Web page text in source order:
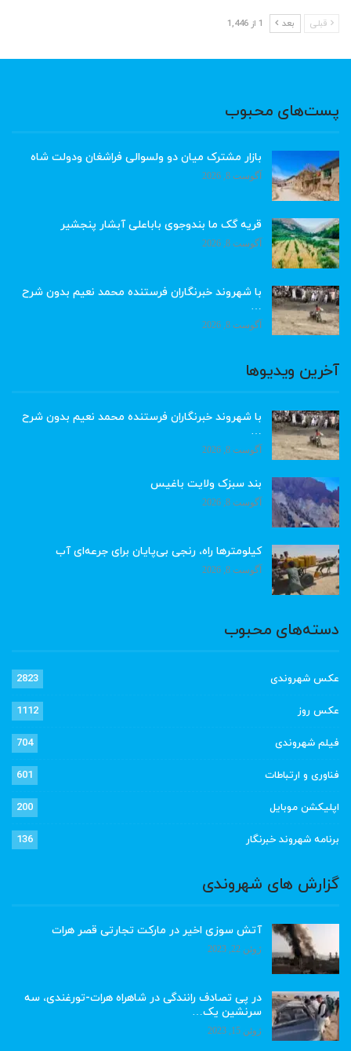
قبلی بعد 1 از 1,446
پست‌های محبوب
بازار مشترک میان دو ولسوالی فراشغان ودولت شاه
آگوست 8, 2026
قریه گک ما بندوجوی باباعلی آبشار پنجشیر
آگوست 8, 2026
با شهروند خبرنگاران فرستنده محمد نعیم بدون شرح
…
آگوست 8, 2026
آخرین ویدیوها
با شهروند خبرنگاران فرستنده محمد نعیم بدون شرح
…
آگوست 8, 2026
بند سبزک ولایت باغیس
آگوست 8, 2026
کیلومترها راه، رنجی بی‌پایان برای جرعه‌ای آب
آگوست 8, 2026
دسته‌های محبوب
عکس شهروندی 2823
عکس روز 1112
فیلم شهروندی 704
فناوری و ارتباطات 601
اپلیکشن موبایل 200
برنامه شهروند خبرنگار 136
گزارش های شهروندی
آتش سوزی اخیر در مارکت تجارتی قصر هرات
ژوئن 22, 2023
در پی تصادف رانندگی در شاهراه هرات-تورغندی، سه
سرنشین یک…
ژوئن 15, 2023